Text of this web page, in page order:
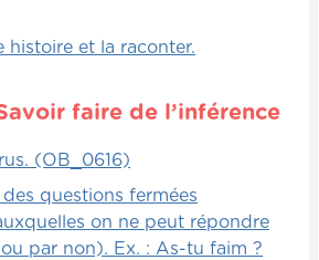
histoire et la raconter.
faire de l’inférence
(OB_0616)
questions fermées
on ne peut répondre
par non). Ex. : As-tu faim ?